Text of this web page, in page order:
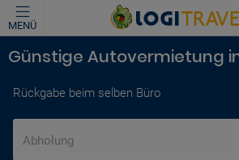
MENÜ
Günstige Autovermietung
Rückgabe beim selben Büro
Abholung